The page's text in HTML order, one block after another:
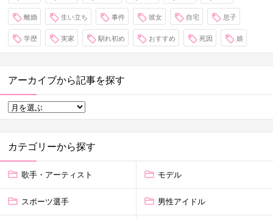
離婚 生い立ち 事件 彼女 自宅 息子
学歴 実家 馴れ初め おすすめ 死因 娘
アーカイブから記事を探す
カテゴリーから探す
歌手・アーティスト モデル
スポーツ選手 男性アイドル